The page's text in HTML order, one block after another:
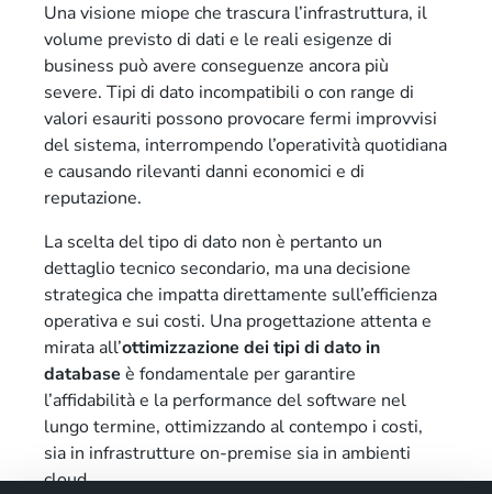
Una visione miope che trascura l’infrastruttura, il
volume previsto di dati e le reali esigenze di
business può avere conseguenze ancora più
severe. Tipi di dato incompatibili o con range di
valori esauriti possono provocare fermi improvvisi
del sistema, interrompendo l’operatività quotidiana
e causando rilevanti danni economici e di
reputazione.
La scelta del tipo di dato non è pertanto un
dettaglio tecnico secondario, ma una decisione
strategica che impatta direttamente sull’efficienza
operativa e sui costi. Una progettazione attenta e
mirata all’ottimizzazione dei tipi di dato in
database è fondamentale per garantire
l’affidabilità e la performance del software nel
lungo termine, ottimizzando al contempo i costi,
sia in infrastrutture on-premise sia in ambienti
cloud.